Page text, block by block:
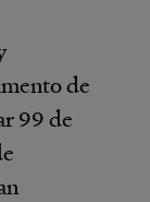
de
99 de